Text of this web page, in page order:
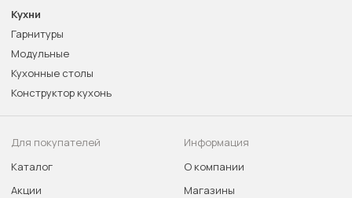
Кухни
Гарнитуры
Модульные
Кухонные столы
Конструктор кухонь
Для покупателей
Каталог
Акции
Информация
О компании
Магазины